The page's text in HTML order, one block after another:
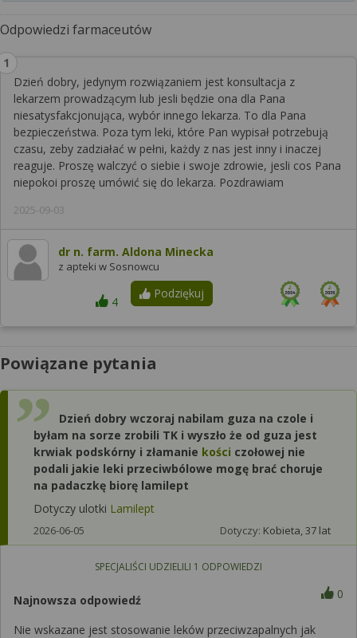
Odpowiedzi farmaceutów
Dzień dobry, jedynym rozwiązaniem jest konsultacja z
lekarzem prowadzącym lub jesli będzie ona dla Pana
niesatysfakcjonująca, wybór innego lekarza. To dla Pana
bezpieczeństwa. Poza tym leki, które Pan wypisał potrzebują
czasu, zeby zadziałać w pełni, każdy z nas jest inny i inaczej
reaguje. Proszę walczyć o siebie i swoje zdrowie, jesli cos Pana
niepokoi proszę umówić się do lekarza. Pozdrawiam
2025-09-03
dr n. farm. Aldona Minecka
z apteki w Sosnowcu
Podziękuj
4
Powiązane pytania
Dzień dobry wczoraj nabilam guza na czole i
byłam na sorze zrobili TK i wyszło że od guza jest
krwiak podskórny i złamanie kości czołowej nie
podali jakie leki przeciwbólowe mogę brać choruje
na padaczkę biorę lamilept
Dotyczy ulotki Lamilept
2026-06-05 Dotyczy: Kobieta, 37 lat
SPECJALIŚCI UDZIELILI 1 ODPOWIEDZI
Najnowsza odpowiedź 0
Nie wskazane jest stosowanie leków przeciwzapalnych jak